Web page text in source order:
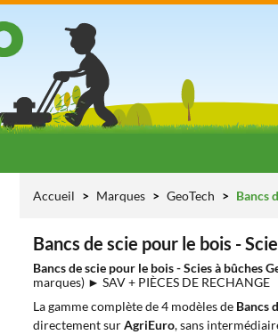
Accueil Marques GeoTech Bancs
Bancs de scie pour le bois -
Bancs de scie pour le bois - Scies à bûches
marques) ► SAV + PIÈCES DE RECHANGE
La gamme complète de 4 modèles de Bancs
directement surAgriEuro, sans